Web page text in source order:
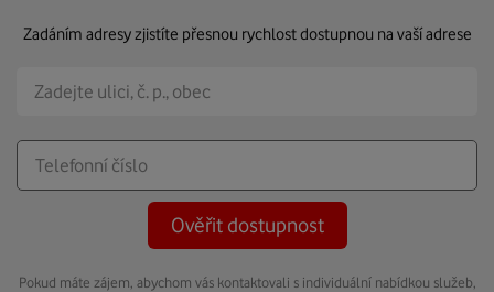
Zadáním adresy zjistíte přesnou rychlost dostupnou na vaší adrese
Ověřit dostupnost
Pokud máte zájem, abychom vás kontaktovali s individuální nabídkou služeb,